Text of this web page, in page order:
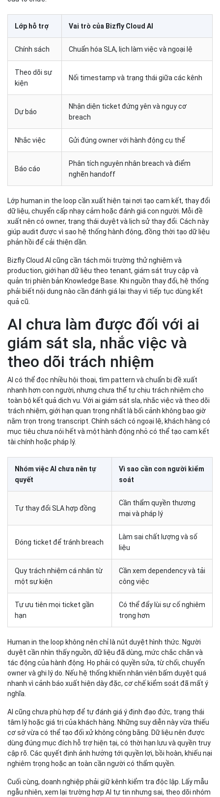
Lớp hỗ trợ Vai trò của Bizfly Cloud AI
Chính sách Chuẩn hóa SLA, lịch làm việc và ngoại lệ
Theo dõi sự
kiện
Nối timestamp và trạng thái giữa các kênh
Dự báo
Nhận diện ticket đứng yên và nguy cơ
breach
Nhắc việc Gửi đúng owner với hành động cụ thể
Báo cáo
Phân tích nguyên nhân breach và điểm
nghẽn handoff
Lớp human in the loop cần xuất hiện tại nơi tạo cam kết, thay đổi
dữ liệu, chuyển cấp nhạy cảm hoặc đánh giá con người. Mỗi đề
xuất nên có owner, trạng thái duyệt và lịch sử thay đổi. Cách này
giúp audit được vì sao hệ thống hành động, đồng thời tạo dữ liệu
phản hồi để cải thiện dần.
Bizfly Cloud AI cũng cần tách môi trường thử nghiệm và
production, giới hạn dữ liệu theo tenant, giám sát truy cập và
quản trị phiên bản Knowledge Base. Khi nguồn thay đổi, hệ thống
phải biết nội dung nào cần đánh giá lại thay vì tiếp tục dùng kết
quả cũ.
AI chưa làm được đối với ai
giám sát sla, nhắc việc và
theo dõi trách nhiệm
AI có thể đọc nhiều hội thoại, tìm pattern và chuẩn bị đề xuất
nhanh hơn con người, nhưng chưa thể tự chịu trách nhiệm cho
toàn bộ kết quả dịch vụ. Với ai giám sát sla, nhắc việc và theo dõi
trách nhiệm, giới hạn quan trọng nhất là bối cảnh không bao giờ
nằm trọn trong transcript. Chính sách có ngoại lệ, khách hàng có
mục tiêu chưa nói hết và một hành động nhỏ có thể tạo cam kết
tài chính hoặc pháp lý.
Nhóm việc AI chưa nên tự
quyết
Vì sao cần con người kiểm
soát
Tự thay đổi SLA hợp đồng
Cần thẩm quyền thương
mại và pháp lý
Đóng ticket để tránh breach
Làm sai chất lượng và số
liệu
Quy trách nhiệm cá nhân từ
một sự kiện
Cần xem dependency và tải
công việc
Tự ưu tiên mọi ticket gần
hạn
Có thể đẩy lùi sự cố nghiêm
trọng hơn
Human in the loop không nên chỉ là nút duyệt hình thức. Người
duyệt cần nhìn thấy nguồn, dữ liệu đã dùng, mức chắc chắn và
tác động của hành động. Họ phải có quyền sửa, từ chối, chuyển
owner và ghi lý do. Nếu hệ thống khiến nhân viên bấm duyệt quá
nhanh vì cảnh báo xuất hiện dày đặc, cơ chế kiểm soát đã mất ý
nghĩa.
AI cũng chưa phù hợp để tự đánh giá ý định đạo đức, trạng thái
tâm lý hoặc giá trị của khách hàng. Những suy diễn này vừa thiếu
cơ sở vừa có thể tạo đối xử không công bằng. Dữ liệu nên được
dùng đúng mục đích hỗ trợ hiện tại, có thời hạn lưu và quyền truy
cập rõ. Các quyết định ảnh hưởng tới quyền lợi, bồi hoàn, khiếu nại
nghiêm trọng hoặc an toàn cần người có thẩm quyền.
Cuối cùng, doanh nghiệp phải giữ kênh kiểm tra độc lập. Lấy mẫu
ngẫu nhiên, xem lại trường hợp AI tự tin nhưng sai, theo dõi nhóm